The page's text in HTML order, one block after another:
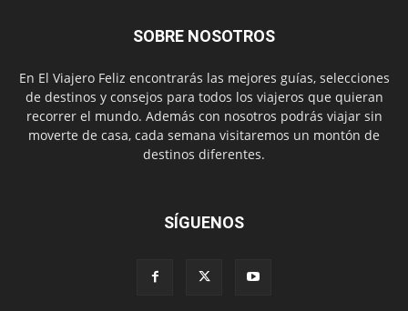
SOBRE NOSOTROS
En El Viajero Feliz encontrarás las mejores guías, selecciones
de destinos y consejos para todos los viajeros que quieran
recorrer el mundo. Además con nosotros podrás viajar sin
moverte de casa, cada semana visitaremos un montón de
destinos diferentes.
SÍGUENOS